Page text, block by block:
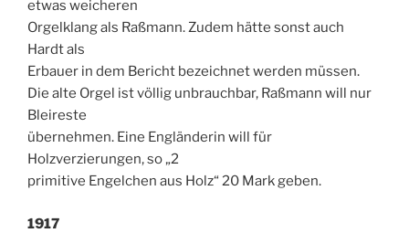
etwas weicheren
Orgelklang als Raßmann. Zudem hätte sonst auch
Hardt als
Erbauer in dem Bericht bezeichnet werden müssen.
Die alte Orgel ist völlig unbrauchbar, Raßmann will nur
Bleireste
übernehmen. Eine Engländerin will für
Holzverzierungen, so „2
primitive Engelchen aus Holz“ 20 Mark geben.
1917